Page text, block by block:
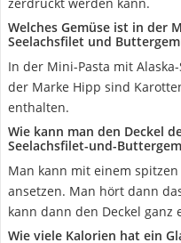
Welches Gemüse ist in der
Seelachsfilet und
In der Mini-Pasta mit
der Marke Hipp sind
enthalten.
Wie kann man den Deckel
Seelachsfilet-und-
Man kann mit einem
ansetzen. Man hört dann
kann dann den Deckel ganz
Wie viele Kalorien hat ein